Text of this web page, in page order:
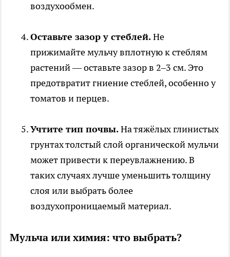
воздухообмен.
Оставьте зазор у стеблей.Не
прижимайте мульчу вплотную к стеблям
растений — оставьте зазор в 2–3 см. Это
предотвратит гниение стеблей, особенно у
томатов и перцев.
Учтите тип почвы.На тяжёлых глинистых
грунтах толстый слой органической мульчи
может привести к переувлажнению. В
таких случаях лучше уменьшить толщину
слоя или выбрать более
воздухопроницаемый материал.
Мульча или химия: что выбрать?